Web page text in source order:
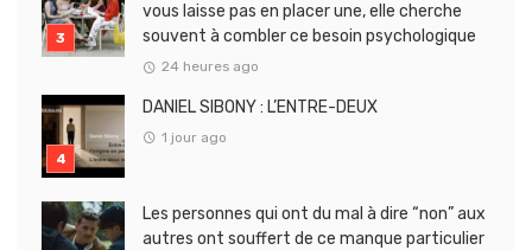
vous laisse pas en placer une, elle cherche
souvent à combler ce besoin psychologique
24 heures ago
DANIEL SIBONY : L’ENTRE-DEUX
1 jour ago
Les personnes qui ont du mal à dire “non” aux
autres ont souffert de ce manque particulier